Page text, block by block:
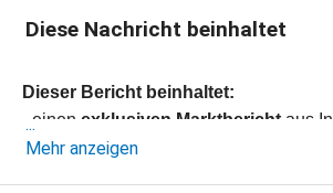
Diese Nachricht beinhaltet
Dieser Bericht beinhaltet:
- einen exklusiven Marktbericht aus
Chilischoten, Kardamom und Pfeffer
Mehr anzeigen